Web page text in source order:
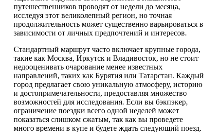
путешественников проводят от недели до месяца,
исследуя этот великолепный регион, но точная
продолжительность может существенно варьироваться в
зависимости от личных предпочтений и интересов.
Стандартный маршрут часто включает крупные города,
такие как Москва, Иркутск и Владивосток, но не стоит
недооценивать очарование менее известных
направлений, таких как Бурятия или Татарстан. Каждый
город предлагает свою уникальную атмосферу, историю
и достопримечательности, предоставляя множество
возможностей для исследования. Если вы бэкпэкер,
ограничение поездки всего одной неделей может
показаться слишком сжатым, так как вы проведете
много времени в купе и будете ждать следующий поезд.